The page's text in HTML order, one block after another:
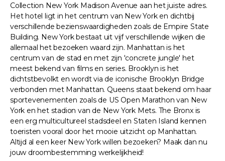
Collection New York Madison Avenue aan het juiste adres.
Het hotel ligt in het centrum van New York en dichtbij
verschillende bezienswaardigheden zoals de Empire State
Building. New York bestaat uit vijf verschillende wijken die
allemaal het bezoeken waard zijn. Manhattan is het
centrum van de stad en met zijn 'concrete jungle' het
meest bekend van films en series. Brooklyn is het
dichtstbevolkt en wordt via de iconische Brooklyn Bridge
verbonden met Manhattan. Queens staat bekend om haar
sportevenementen zoals de US Open Marathon van New
York en het stadion van de New York Mets. The Bronx is
een erg multicultureel stadsdeel en Staten Island kennen
toeristen vooral door het mooie uitzicht op Manhattan.
Altijd al een keer New York willen bezoeken? Maak dan nu
jouw droombestemming werkelijkheid!